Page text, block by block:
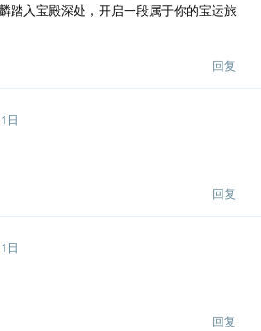
踏入宝殿深处，开启一段属于你的宝运旅
回复
日
回复
日
回复